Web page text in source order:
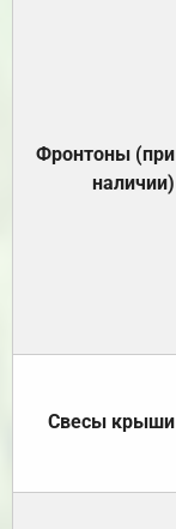
Фронтоны (при
наличии)
Свесы крыши